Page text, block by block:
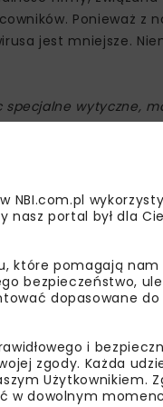
Ponieważ z
jest mniejsze.
wytyczne,
aktualizujemy i
wytyczne, stworzone
przepisami
fizycznego
fizyczny i chronić
ze swoimi
składać zamówienia,
NBI.com.pl
portal był dla
które pomagają
bezpieczeństwo,
dopasowane
i
zgody. Każda
Użytkownikiem.
w dowolnym